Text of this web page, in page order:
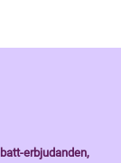
erbjudanden,